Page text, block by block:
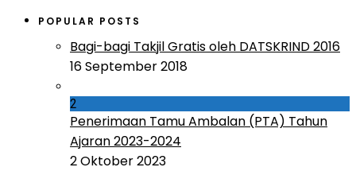
POPULAR POSTS
Bagi-bagi Takjil Gratis oleh DATSKRIND 2016
16 September 2018
2
Penerimaan Tamu Ambalan (PTA) Tahun
Ajaran 2023-2024
2 Oktober 2023